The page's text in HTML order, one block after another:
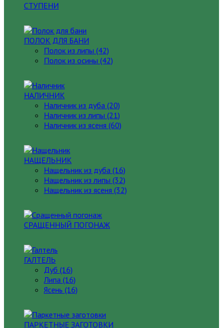
СТУПЕНИ
ПОЛОК ДЛЯ БАНИ
Полок из липы (42)
Полок из осины (42)
НАЛИЧНИК
Наличник из дуба (20)
Наличник из липы (21)
Наличник из ясеня (60)
НАЩЕЛЬНИК
Нащельник из дуба (16)
Нащельник из липы (32)
Нащельник из ясеня (32)
СРАЩЕННЫЙ ПОГОНАЖ
ГАЛТЕЛЬ
Дуб (16)
Липа (16)
Ясень (16)
ПАРКЕТНЫЕ ЗАГОТОВКИ